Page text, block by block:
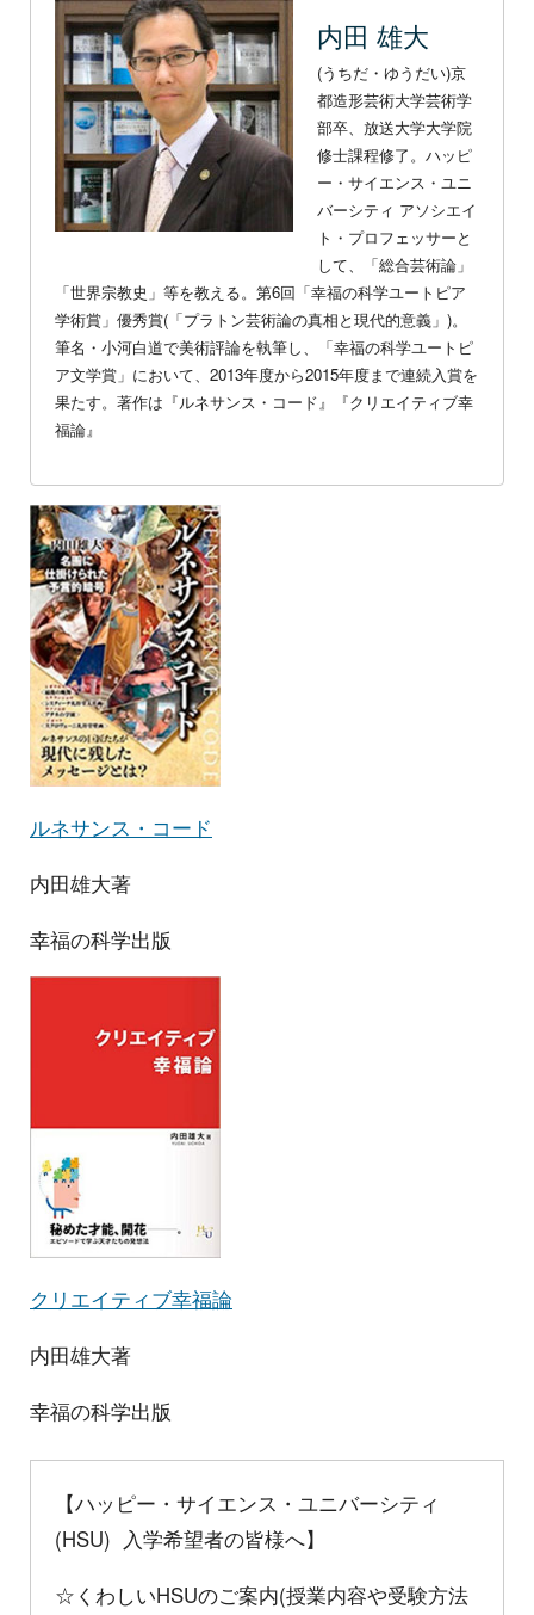
内田 雄大
(うちだ・ゆうだい)京
都造形芸術大学芸術学
部卒、放送大学大学院
修士課程修了。ハッピ
ー・サイエンス・ユニ
バーシティ アソシエイ
ト・プロフェッサーと
して、「総合芸術論」
「世界宗教史」等を教える。第6回「幸福の科学ユートピア
学術賞」優秀賞(「プラトン芸術論の真相と現代的意義」)。
筆名・小河白道で美術評論を執筆し、「幸福の科学ユートピ
ア文学賞」において、2013年度から2015年度まで連続入賞を
果たす。著作は『ルネサンス・コード』『クリエイティブ幸
福論』
ルネサンス・コード
内田雄大著
幸福の科学出版
クリエイティブ幸福論
内田雄大著
幸福の科学出版
【ハッピー・サイエンス・ユニバーシティ
(HSU) 入学希望者の皆様へ】
☆くわしいHSUのご案内(授業内容や受験方法